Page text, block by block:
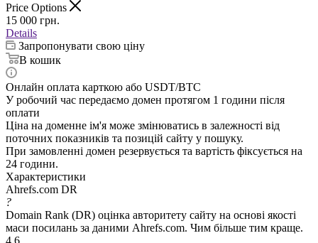
Price Options
15 000 грн.
Details
Запропонувати свою ціну
В кошик
Онлайн оплата карткою або USDT/BTC
У робочий час передаємо домен протягом 1 години після
оплати
Ціна на доменне ім'я може змінюватись в залежності від
поточних показників та позицій сайту у пошуку.
При замовленні домен резервується та вартість фіксується на
24 години.
Характеристики
Ahrefs.com DR
?
Domain Rank (DR) оцінка авторитету сайту на основі якості
маси посилань за даними Ahrefs.com. Чим більше тим краще.
4.6